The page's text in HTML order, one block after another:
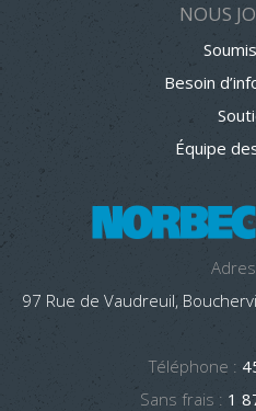
NOUS
Besoin
Équipe
97 Rue de Vaudreuil,
Téléphone :
Sans frais : 1